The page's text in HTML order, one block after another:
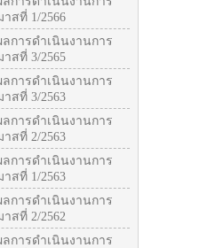
าสที่ 1/2566
ลการดำเนินงานการ
าสที่ 3/2565
ลการดำเนินงานการ
าสที่ 3/2563
ลการดำเนินงานการ
าสที่ 2/2563
ลการดำเนินงานการ
าสที่ 1/2563
ลการดำเนินงานการ
าสที่ 2/2562
ลการดำเนินงานการ